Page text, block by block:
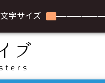
文字サイズ